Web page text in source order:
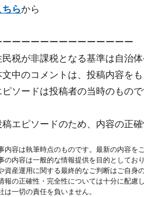
ちらから
ーーーーーーーーーーーーーー
税が非課税となる基準は自治
中のコメントは、投稿内容を
ソードは投稿者の当時のもの
エピソードのため、内容の正
内容は執筆時点のものです。最新の内容をご
の内容は一般的な情報提供を目的としてお
資産運用に関する最終的なご判断はご自身
報の正確性・完全性については十分に配慮
は一切の責任を負いません。